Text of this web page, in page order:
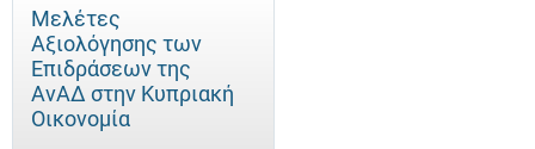
Μελέτες
Αξιολόγησης των
Επιδράσεων της
ΑνΑΔ στην Κυπριακή
Οικονομία